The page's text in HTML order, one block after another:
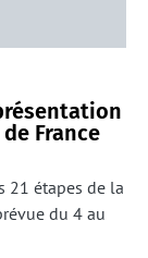
France
21 étapes de la
du 4 au